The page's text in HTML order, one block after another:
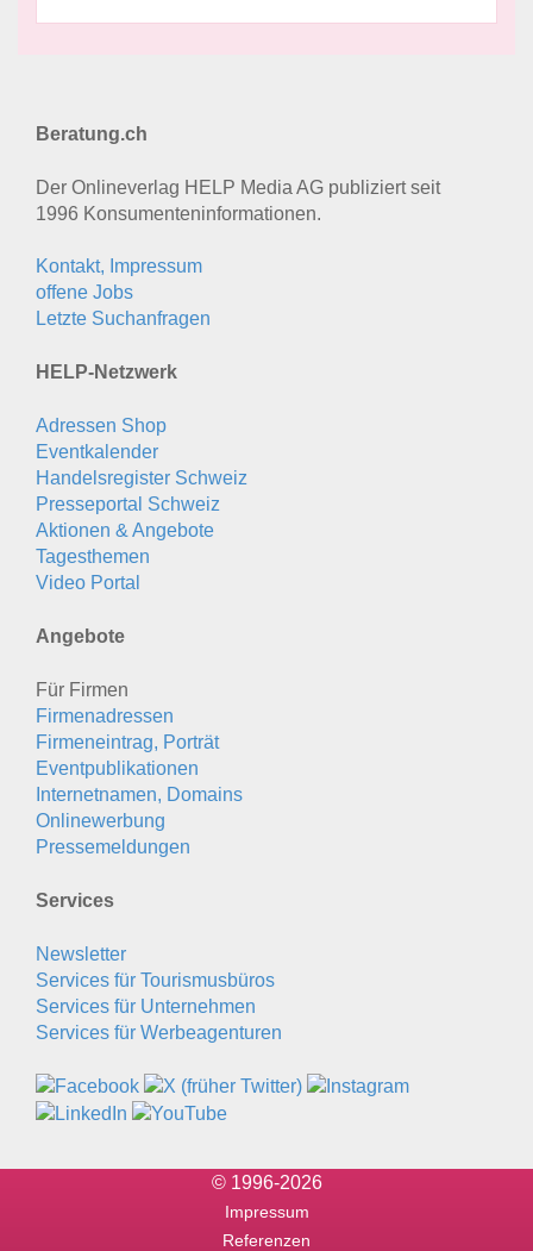
Beratung.ch
Der Onlineverlag HELP Media AG publiziert seit
1996 Konsumenten­informationen.
Kontakt, Impressum
offene Jobs
Letzte Suchanfragen
HELP-Netzwerk
Adressen Shop
Eventkalender
Handelsregister Schweiz
Presseportal Schweiz
Aktionen & Angebote
Tagesthemen
Video Portal
Angebote
Für Firmen
Firmenadressen
Firmeneintrag, Porträt
Eventpublikationen
Internetnamen, Domains
Onlinewerbung
Pressemeldungen
Services
Newsletter
Services für Tourismusbüros
Services für Unternehmen
Services für Werbeagenturen
© 1996-2026
Impressum
Referenzen